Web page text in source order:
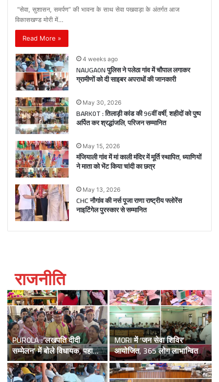
“सेवा, सुशासन, समर्पण” की भावना के साथ सेवा पखवाड़ा के अंतर्गत आज
विकासखण्ड मोरी में…
Read More »
4 weeks ago
NAUGA0N पुलिस ने पलेठा गांव में चौपाल लगाकर
ग्रामीणों को दी साइबर अपराधों की जानकारी
May 30, 2026
BARK0T : तिलाड़ी कांड की 96वीं वर्षी, शहीदों को पुष्प
अर्पित कर श्रद्धांजलि, परिजन सम्मानित
May 15, 2026
मंजियाली गांव में मां काली मंदिर में मूर्ति स्थापित, ध्याणियों
ने माता को भेंट किया चांदी का छत्र
May 13, 2026
CHC नौगांव की नर्स पूजा राणा राष्ट्रीय फ्लोरेंस
नाइटिंगेल पुरस्कार से सम्मानित
राजनीति
PUR0LA :‘लखपति दीदी
सम्मेलन’ में बोले विधायक, पहाड़ी
क्षेत्र की महिलाओं का राज्य के
समग्र विकास में अहम योगदान
M0RI में ‘जन सेवा शिविर’
आयोजित, 365 लोग लाभान्वित